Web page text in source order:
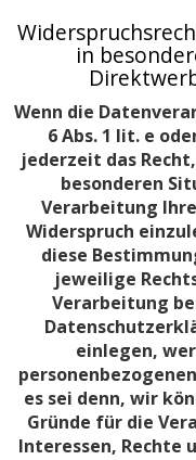
in
Wenn die
6 Abs. 1 lit. e
jederzeit das
besonderen
Verarbeitung
Widerspruch
diese
jeweilige
Verarbeitung
einlegen,
es sei denn, wir
Gründe für die
Interessen, Rechte